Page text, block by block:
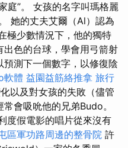
庭”。 女孩的名字叫瑪格麗
她的丈夫艾爾（Al）認為
極少數情況下，他的獨特
色的台球，學會用弓箭射
測下一個數字，以修復陰
軟體 益園益筋絡推拿 旅行
以及對女孩的失敗（儘管
會吸吮他的兄弟Budo。
度假電影的唱片從來沒有
區軍功路周邊的整骨院 許